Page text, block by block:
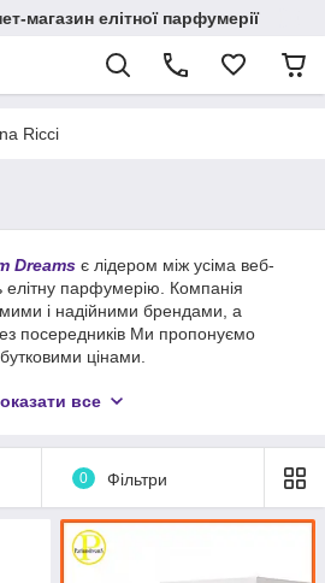
магазин елітної парфумерії
Ricci
Dreams є лідером між усіма веб-
елітну парфумерію. Компанія
і надійними брендами, а
посередників Ми пропонуємо
цінами.
і для чоловіків усіх вікових груп.
жіночого парфуму Nina Ricci
впевненої в собі жінки,
за загадковою незнайомкою.
парфуму Nina Ricci послужить
чоловіка, змушуючи дівчат і всіх
все
0 Фільтри